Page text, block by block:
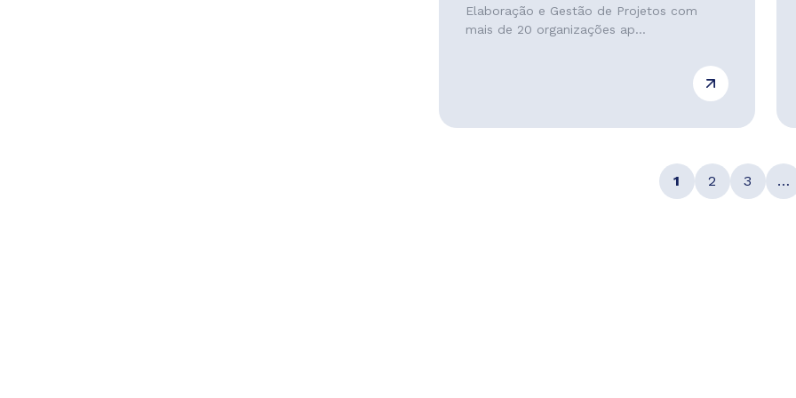
Elaboração e Gestão de Projetos com
mais de 20 organizações ap...
1 2 3 …